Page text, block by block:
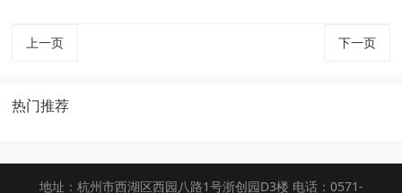
上一页 下一页
热门推荐
地址：杭州市西湖区西园八路1号浙创园D3楼 电话：0571-